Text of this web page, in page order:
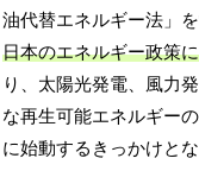
油代替エネルギー法」
日本のエネルギー政策
り、太陽光発電、風力
な再生可能エネルギー
に始動するきっかけとな